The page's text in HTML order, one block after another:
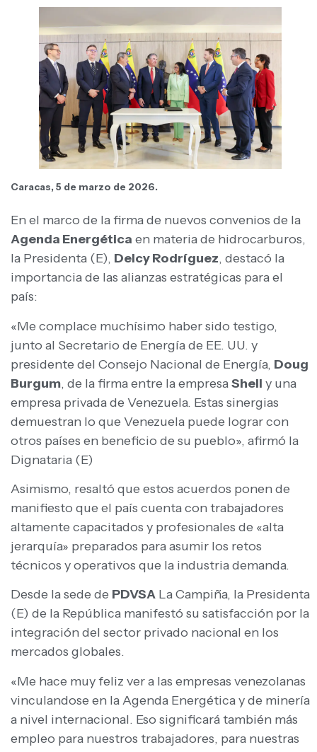
Caracas, 5 de marzo de 2026.
En el marco de la firma de nuevos convenios de la
Agenda Energética en materia de hidrocarburos,
la Presidenta (E), Delcy Rodríguez, destacó la
importancia de las alianzas estratégicas para el
país:
«Me complace muchísimo haber sido testigo,
junto al Secretario de Energía de EE. UU. y
presidente del Consejo Nacional de Energía, Doug
Burgum, de la firma entre la empresaShell y una
empresa privada de Venezuela. Estas sinergias
demuestran lo que Venezuela puede lograr con
otros países en beneficio de su pueblo», afirmó la
Dignataria (E)
Asimismo, resaltó que estos acuerdos ponen de
manifiesto que el país cuenta con trabajadores
altamente capacitados y profesionales de «alta
jerarquía» preparados para asumir los retos
técnicos y operativos que la industria demanda.
Desde la sede de PDVSA La Campiña, la Presidenta
(E) de la República manifestó su satisfacción por la
integración del sector privado nacional en los
mercados globales.
«Me hace muy feliz ver a las empresas venezolanas
vinculandose en la Agenda Energética y de minería
a nivel internacional. Eso significará también más
empleo para nuestros trabajadores, para nuestras